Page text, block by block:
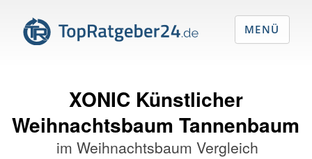
XONIC Künstlicher
Weihnachtsbaum Tannenbaum
im Weihnachtsbaum Vergleich
MENÜ